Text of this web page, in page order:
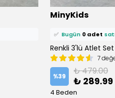
MinyKids
⭐️ Bu ürünü1 kişi
1 kişi
✅ Bugün 0 adet
Renkli 3'lü Atlet Set
7
%39 ₺ 479.00
₺ 289.99
4 Beden